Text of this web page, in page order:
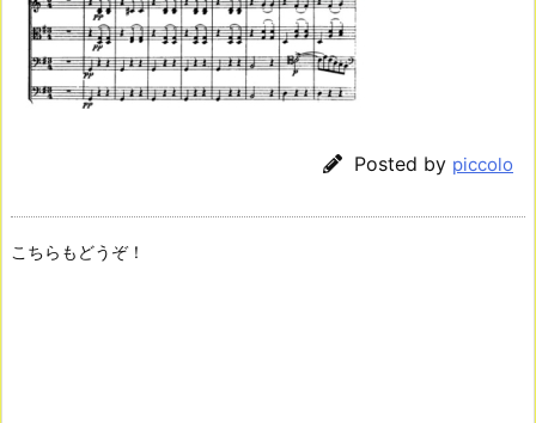
Posted by piccolo
こちらもどうぞ！